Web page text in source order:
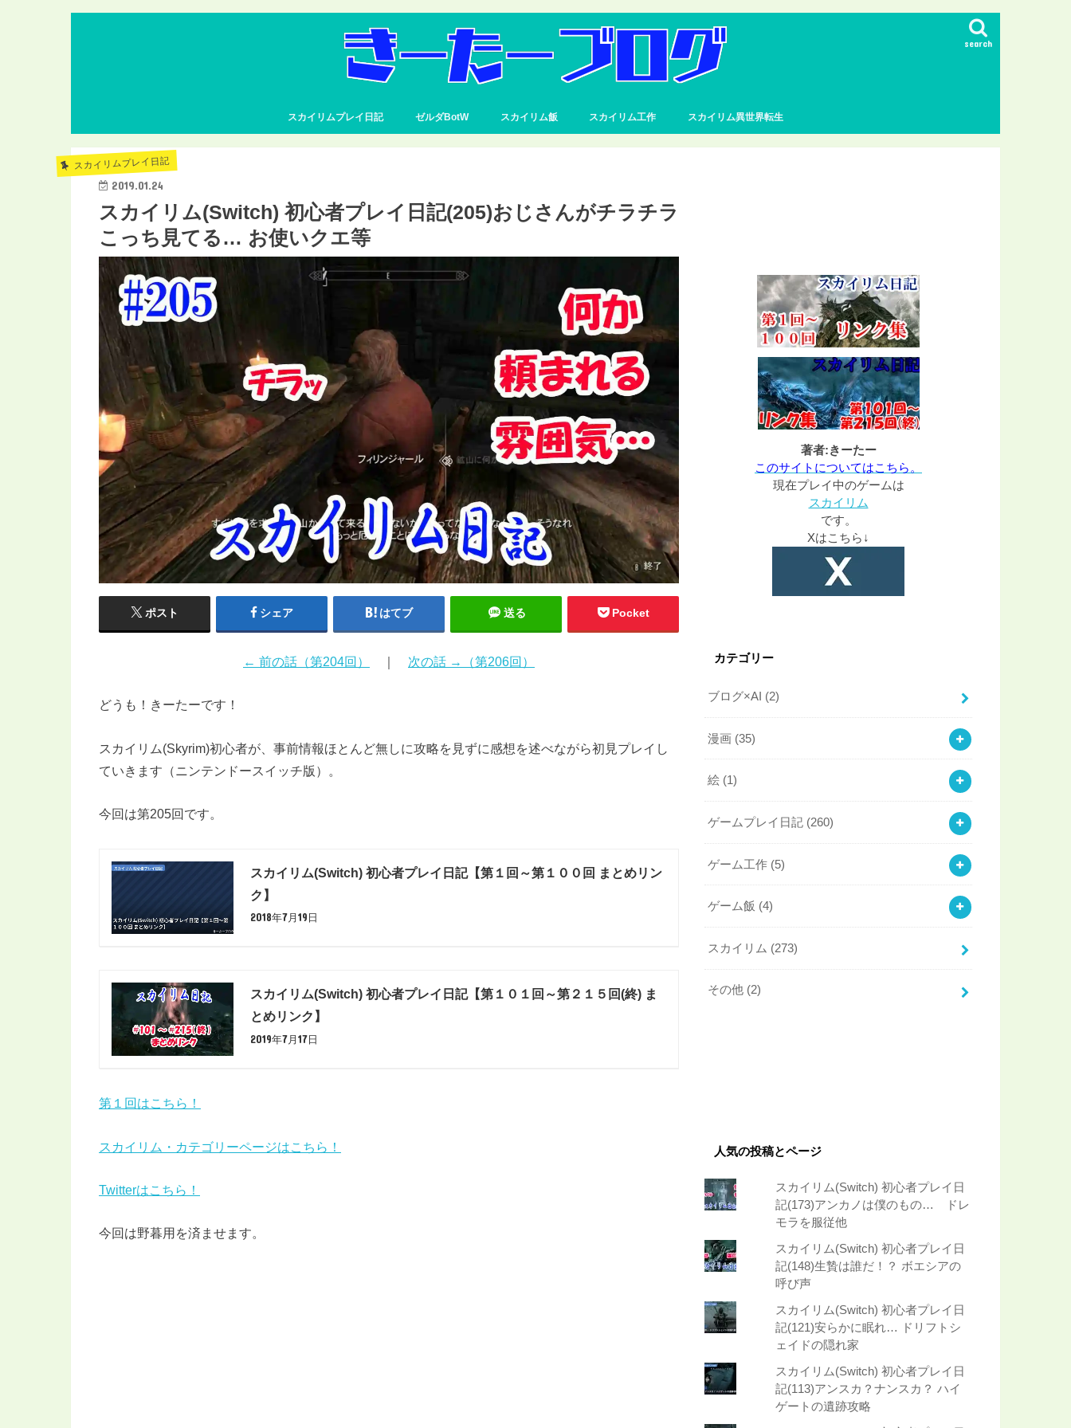
search
スカイリムプレイ日記 ゼルダBotW スカイリム飯 スカイリム工作 スカイリム異世界転生
スカイリムプレイ日記
2019.01.24
スカイリム(Switch) 初心者プレイ日記(205)おじさんがチラチラ
こっち見てる… お使いクエ等
ポスト シェア はてブ 送る Pocket
← 前の話（第204回） ｜ 次の話 →（第206回）
どうも！きーたーです！
スカイリム(Skyrim)初心者が、事前情報ほとんど無しに攻略を見ずに感想を述べながら初見プレイし
ていきます（ニンテンドースイッチ版）。
今回は第205回です。
スカイリム(Switch) 初心者プレイ日記【第１回～第１００回 まとめリン
ク】
2018年7月19日
スカイリム(Switch) 初心者プレイ日記【第１０１回～第２１５回(終) ま
とめリンク】
2019年7月17日
第１回はこちら！
スカイリム・カテゴリーページはこちら！
Twitterはこちら！
今回は野暮用を済ませます。
著者:きーたー
このサイトについてはこちら。
現在プレイ中のゲームは
スカイリム
です。
Xはこちら↓
カテゴリー
ブログ×AI (2)
漫画 (35)
絵 (1)
ゲームプレイ日記 (260)
ゲーム工作 (5)
ゲーム飯 (4)
スカイリム (273)
その他 (2)
人気の投稿とページ
スカイリム(Switch) 初心者プレイ日
記(173)アンカノは僕のもの… ドレ
モラを服従他
スカイリム(Switch) 初心者プレイ日
記(148)生贄は誰だ！？ ボエシアの
呼び声
スカイリム(Switch) 初心者プレイ日
記(121)安らかに眠れ… ドリフトシ
ェイドの隠れ家
スカイリム(Switch) 初心者プレイ日
記(113)アンスカ？ナンスカ？ ハイ
ゲートの遺跡攻略